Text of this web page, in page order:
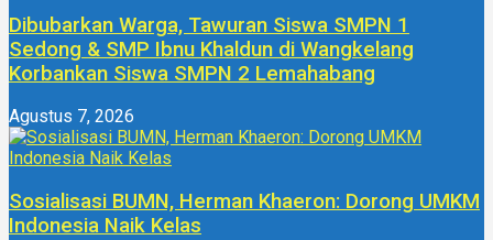
Dibubarkan Warga, Tawuran Siswa SMPN 1
Sedong & SMP Ibnu Khaldun di Wangkelang
Korbankan Siswa SMPN 2 Lemahabang
Agustus 7, 2026
Sosialisasi BUMN, Herman Khaeron: Dorong UMKM
Indonesia Naik Kelas